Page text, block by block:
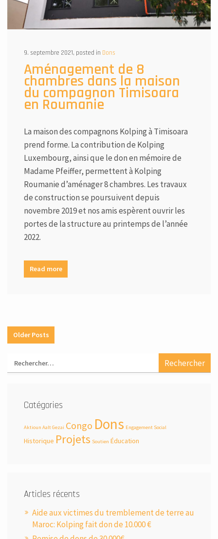
9. septembre 2021, posted in Dons
Aménagement de 8
chambres dans la maison
du compagnon Timisoara
en Roumanie
La maison des compagnons Kolping à Timisoara
prend forme. La contribution de Kolping
Luxembourg, ainsi que le don en mémoire de
Madame Pfeiffer, permettent à Kolping
Roumanie d’aménager 8 chambres. Les travaux
de construction se poursuivent depuis
novembre 2019 et nos amis espèrent ouvrir les
portes de la structure au printemps de l’année
2022.
Read more
Older Posts
Catégories
Aktioun Aalt Gezai Congo Dons Engagement Social
Historique Projets Soutien Éducation
Articles récents
Aide aux victimes du tremblement de terre au
Maroc: Kolping fait don de 10.000 €